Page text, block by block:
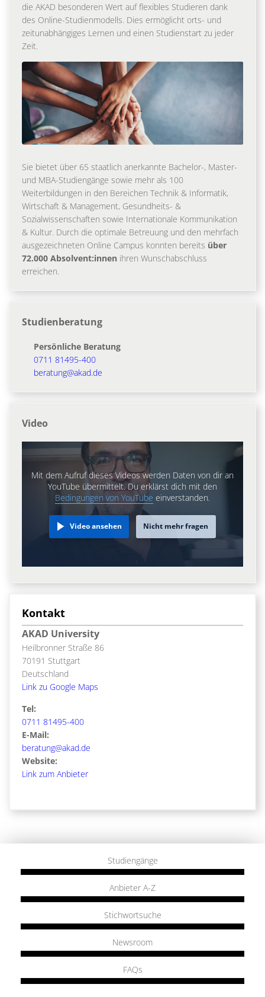
die AKAD besonderen Wert auf flexibles Studieren dank
des Online-Studienmodells. Dies ermöglicht orts- und
zeitunabhängiges Lernen und einen Studienstart zu jeder
Zeit.
Sie bietet über 65 staatlich anerkannte Bachelor-, Master-
und MBA-Studiengänge sowie mehr als 100
Weiterbildungen in den Bereichen Technik & Informatik,
Wirtschaft & Management, Gesundheits- &
Sozialwissenschaften sowie Internationale Kommunikation
& Kultur. Durch die optimale Betreuung und den mehrfach
ausgezeichneten Online Campus konnten bereits über
72.000 Absolvent:innen ihren Wunschabschluss
erreichen.
Studienberatung
Persönliche Beratung
0711 81495-400
beratung@akad.de
Video
Mit dem Aufruf dieses Videos werden Daten von dir an
YouTube übermittelt. Du erklärst dich mit den
Bedingungen von YouTube einverstanden.
Video ansehen Nicht mehr fragen
Kontakt
AKAD University
Heilbronner Straße 86
70191 Stuttgart
Deutschland
Link zu Google Maps
Tel:
0711 81495-400
E-Mail:
beratung@akad.de
Website:
Link zum Anbieter
Studiengänge
Anbieter A-Z
Stichwortsuche
Newsroom
FAQs